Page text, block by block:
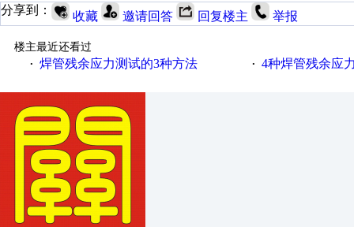
分享到：
收藏 邀请回答 回复楼主 举报
楼主最近还看过
· 焊管残余应力测试的3种方法 · 4种焊管残余应